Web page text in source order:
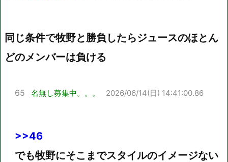
同じ条件で牧野と勝負したらジュースのほとん
どのメンバーは負ける
65 名無し募集中。。。 2026/06/14(日) 14:41:00.86
>>46
でも牧野にそこまでスタイルのイメージない